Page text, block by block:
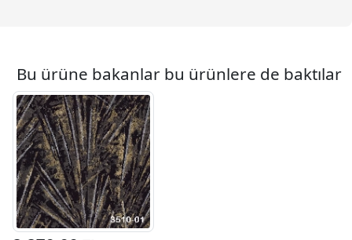
Bu ürüne bakanlar bu ürünlere de baktılar